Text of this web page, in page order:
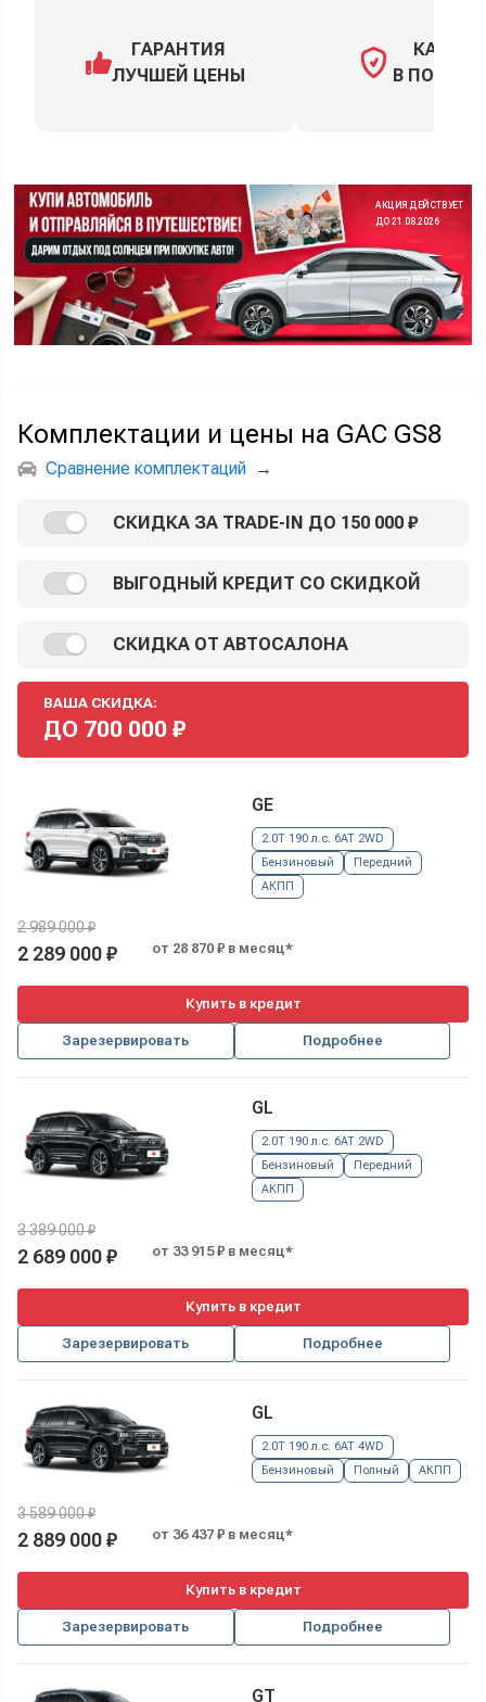
ГАРАНТИЯ
ЛУЧШЕЙ ЦЕНЫ
КАСКО
В
АКЦИЯ ДЕЙСТВУЕТ
ДО 21.08.2026
Комплектации и цены на GAC GS8
Сравнение комплектаций →
СКИДКА ЗА TRADE-IN ДО 150 000 ₽
ВЫГОДНЫЙ КРЕДИТ СО СКИДКОЙ
СКИДКА ОТ АВТОСАЛОНА
ВАША СКИДКА:
ДО 700 000 ₽
GE
2.0T 190 л.с. 6AT 2WD
Бензиновый
Передний
АКПП
2 989 000 ₽
2 289 000 ₽ от 28 870 ₽ в месяц*
Купить в кредит
Зарезервировать Подробнее
GL
2.0T 190 л.с. 6AT 2WD
Бензиновый
Передний
АКПП
3 389 000 ₽
2 689 000 ₽ от 33 915 ₽ в месяц*
Купить в кредит
Зарезервировать Подробнее
GL
2.0T 190 л.с. 6AT 4WD
Бензиновый
Полный АКПП
3 589 000 ₽
2 889 000 ₽ от 36 437 ₽ в месяц*
Купить в кредит
Зарезервировать Подробнее
GT